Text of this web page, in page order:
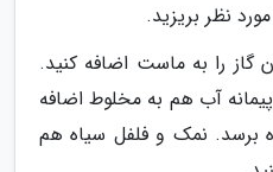
نظر بریزید.
گاز را به ماست اضافه کنید.
آب هم به مخلوط اضافه
برسد. نمک و فلفل سیاه هم